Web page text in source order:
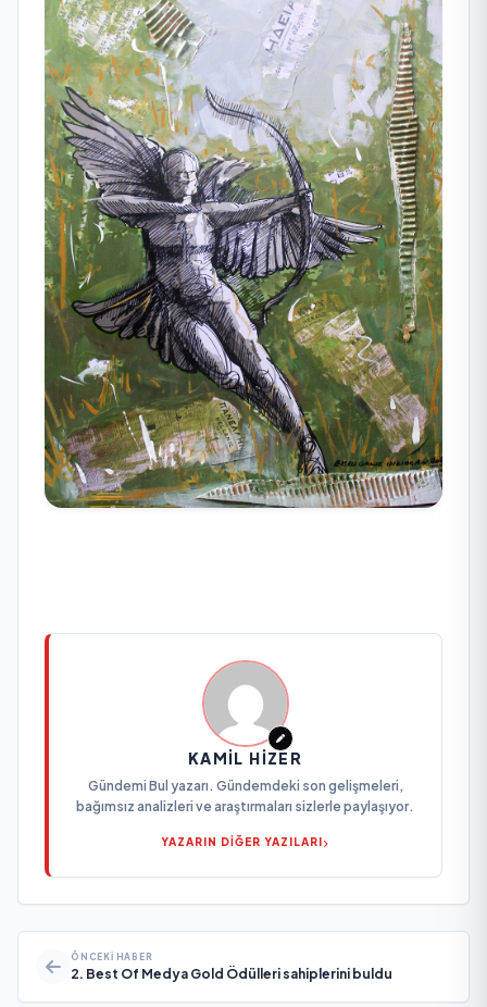
KAMIL HIZER
Gündemi Bul yazarı. Gündemdeki son gelişmeleri,
bağımsız analizleri ve araştırmaları sizlerle paylaşıyor.
YAZARIN DİĞER YAZILARI
ÖNCEKI HABER
2. Best Of Medya Gold Ödülleri sahiplerini buldu